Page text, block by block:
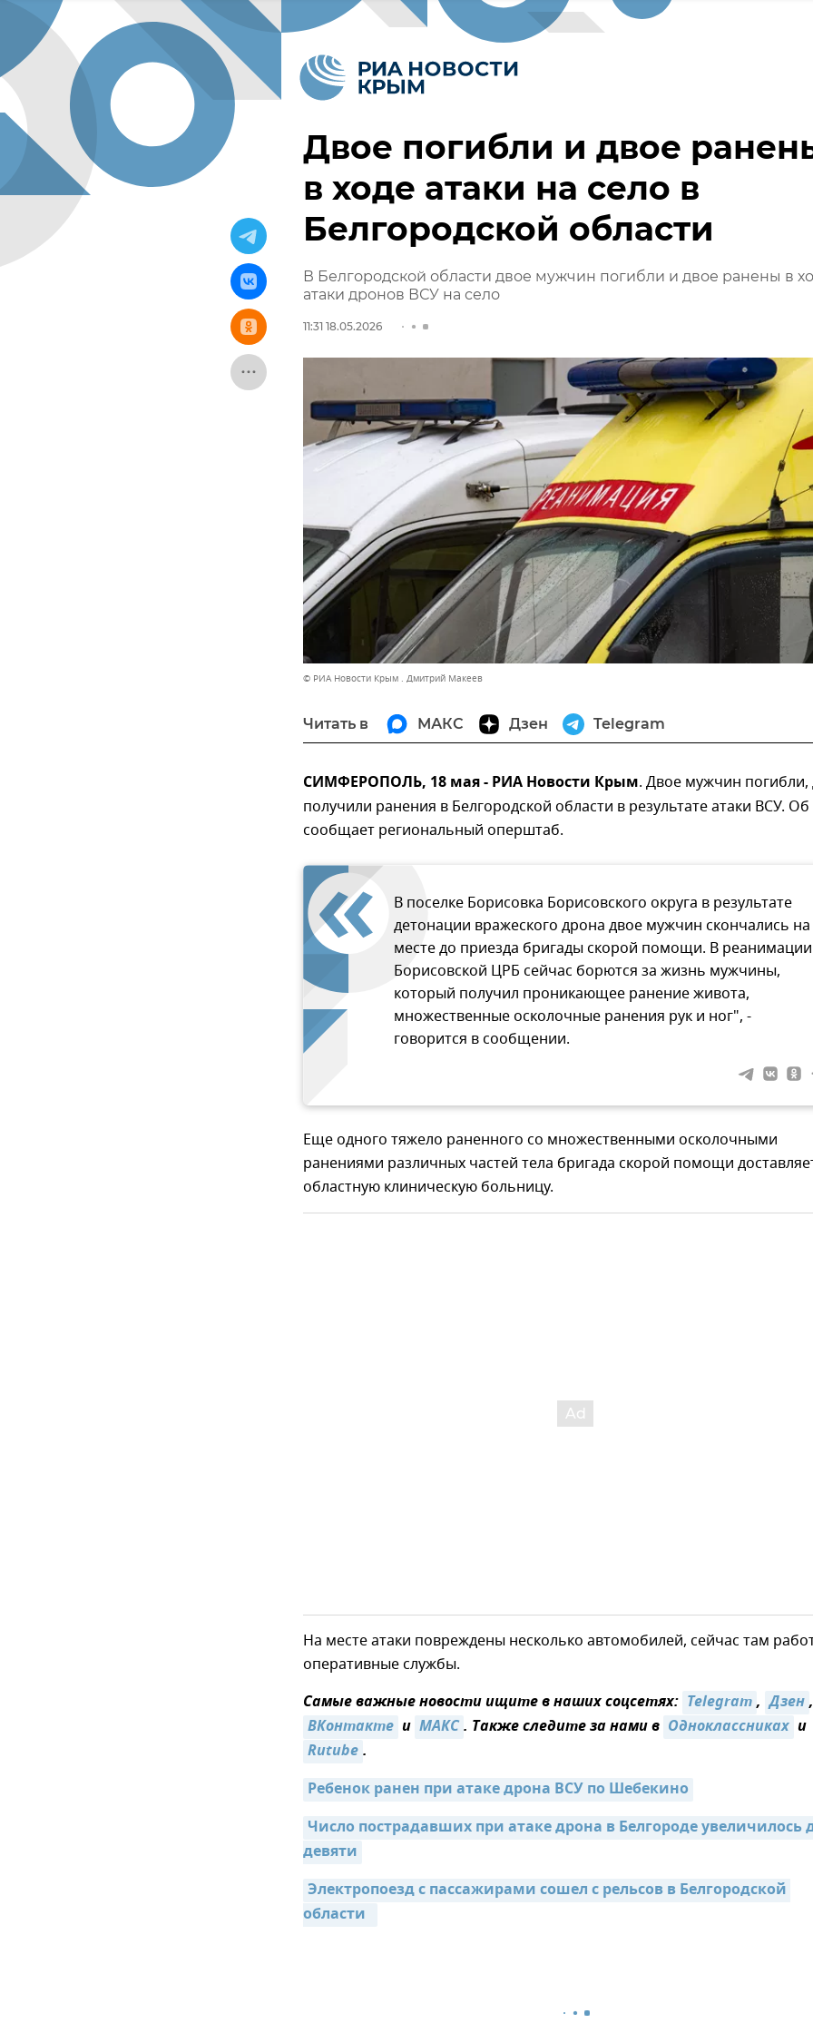
Двое погибли и двое
в ходе атаки на село в
Белгородской области
В Белгородской области двое мужчин погибли и двое ранены в
атаки дронов ВСУ на село
11:31 18.05.2026
© РИА Новости Крым . Дмитрий Макеев
Читать в МАКС Дзен Telegram
СИМФЕРОПОЛЬ, 18 мая - РИА Новости Крым. Двое мужчин погибли,
получили ранения в Белгородской области в результате атаки ВСУ.
сообщает региональный оперштаб.
В поселке Борисовка Борисовского округа в результате
детонации вражеского дрона двое мужчин скончались на
месте до приезда бригады скорой помощи. В реанимации
Борисовской ЦРБ сейчас борются за жизнь мужчины,
который получил проникающее ранение живота,
множественные осколочные ранения рук и ног", -
говорится в сообщении.
Еще одного тяжело раненного со множественными осколочными
ранениями различных частей тела бригада скорой помощи
областную клиническую больницу.
На месте атаки повреждены несколько автомобилей, сейчас там
оперативные службы.
Самые важные новости ищите в наших соцсетях: Telegram, Дзен,
ВКонтакте и MAКС. Также следите за нами в Одноклассниках и
Rutube.
Ребенок ранен при атаке дрона ВСУ по Шебекино
Число пострадавших при атаке дрона в Белгороде увеличилось
девяти
Электропоезд с пассажирами сошел с рельсов в Белгородской
области